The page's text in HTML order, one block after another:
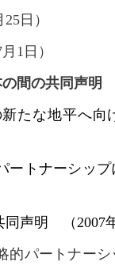
日）
1日）
間の共同声明
たな地平へ向
トナーシッ
同声明 （2007
的パートナー